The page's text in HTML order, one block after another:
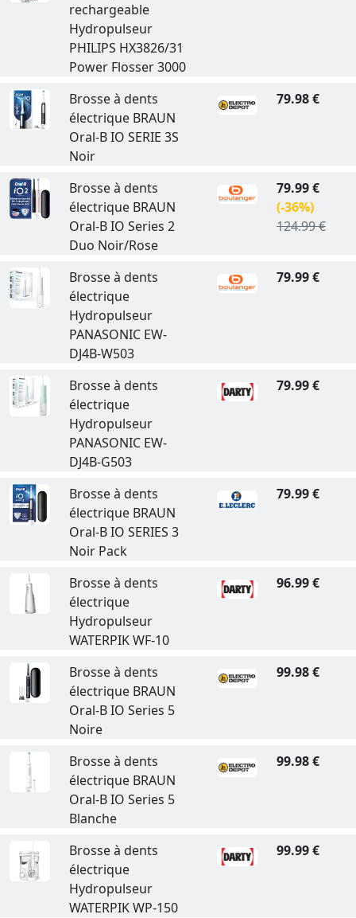
rechargeable
Hydropulseur
PHILIPS HX3826/31
Power Flosser 3000
Brosse à dents
électrique BRAUN
Oral-B IO SERIE 3S
Noir
79.98 €
Brosse à dents
électrique BRAUN
Oral-B IO Series 2
Duo Noir/Rose
79.99 €
(-36%)
124.99 €
Brosse à dents
électrique
Hydropulseur
PANASONIC EW-
DJ4B-W503
79.99 €
Brosse à dents
électrique
Hydropulseur
PANASONIC EW-
DJ4B-G503
79.99 €
Brosse à dents
électrique BRAUN
Oral-B IO SERIES 3
Noir Pack
79.99 €
Brosse à dents
électrique
Hydropulseur
WATERPIK WF-10
96.99 €
Brosse à dents
électrique BRAUN
Oral-B IO Series 5
Noire
99.98 €
Brosse à dents
électrique BRAUN
Oral-B IO Series 5
Blanche
99.98 €
Brosse à dents
électrique
Hydropulseur
WATERPIK WP-150
99.99 €